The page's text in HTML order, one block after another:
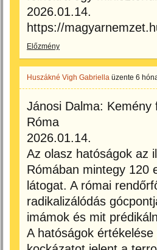
2026.01.14.
https://
Előzmény
Huszákné Vigh Gabriella üzente 6
Jánosi Dalma:
Róma
2026.01.14.
Az olasz hatóságok az
Rómában mintegy 120
látogat. A római
radikalizálódás
imámok és mit
A hatóságok